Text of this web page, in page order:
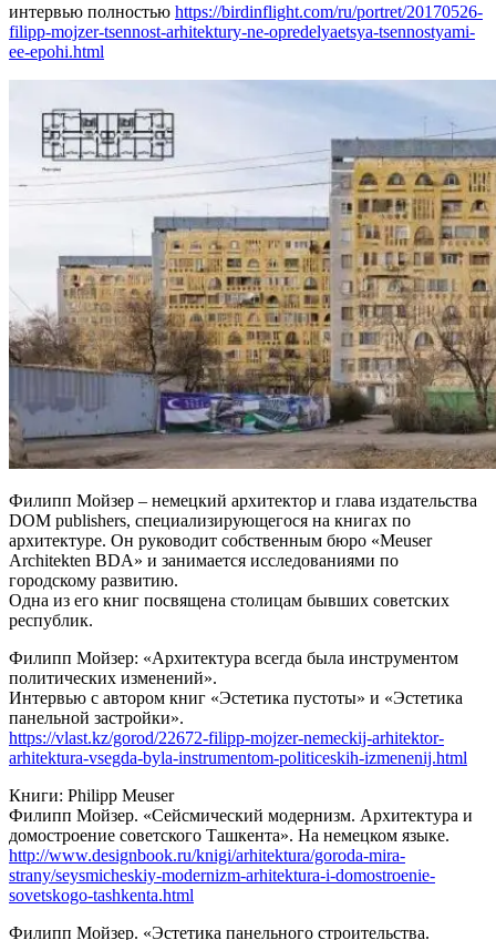
интервью полностью https://birdinflight.com/ru/portret/20170526-
filipp-mojzer-tsennost-arhitektury-ne-opredelyaetsya-tsennostyami-
ee-epohi.html
Филипп Мойзер – немецкий архитектор и глава издательства
DOM publishers, специализирующегося на книгах по
архитектуре. Он руководит собственным бюро «Meuser
Architekten BDA» и занимается исследованиями по
городскому развитию.
Одна из его книг посвящена столицам бывших советских
республик.
Филипп Мойзер: «Архитектура всегда была инструментом
политических изменений».
Интервью с автором книг «Эстетика пустоты» и «Эстетика
панельной застройки».
https://vlast.kz/gorod/22672-filipp-mojzer-nemeckij-arhitektor-
arhitektura-vsegda-byla-instrumentom-politiceskih-izmenenij.html
Книги: Philipp Meuser
Филипп Мойзер. «Сейсмический модернизм. Архитектура и
домостроение советского Ташкента». На немецком языке.
http://www.designbook.ru/knigi/arhitektura/goroda-mira-
strany/seysmicheskiy-modernizm-arhitektura-i-domostroenie-
sovetskogo-tashkenta.html
Филипп Мойзер. «Эстетика панельного строительства.